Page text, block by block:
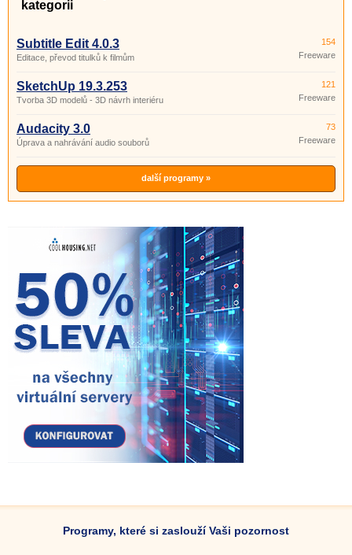
kategorii
Subtitle Edit 4.0.3
Editace, převod titulků k filmům
154
Freeware
SketchUp 19.3.253
Tvorba 3D modelů - 3D návrh interiéru
121
Freeware
Audacity 3.0
Úprava a nahrávání audio souborů
73
Freeware
další programy »
Programy, které si zaslouží Vaši pozornost